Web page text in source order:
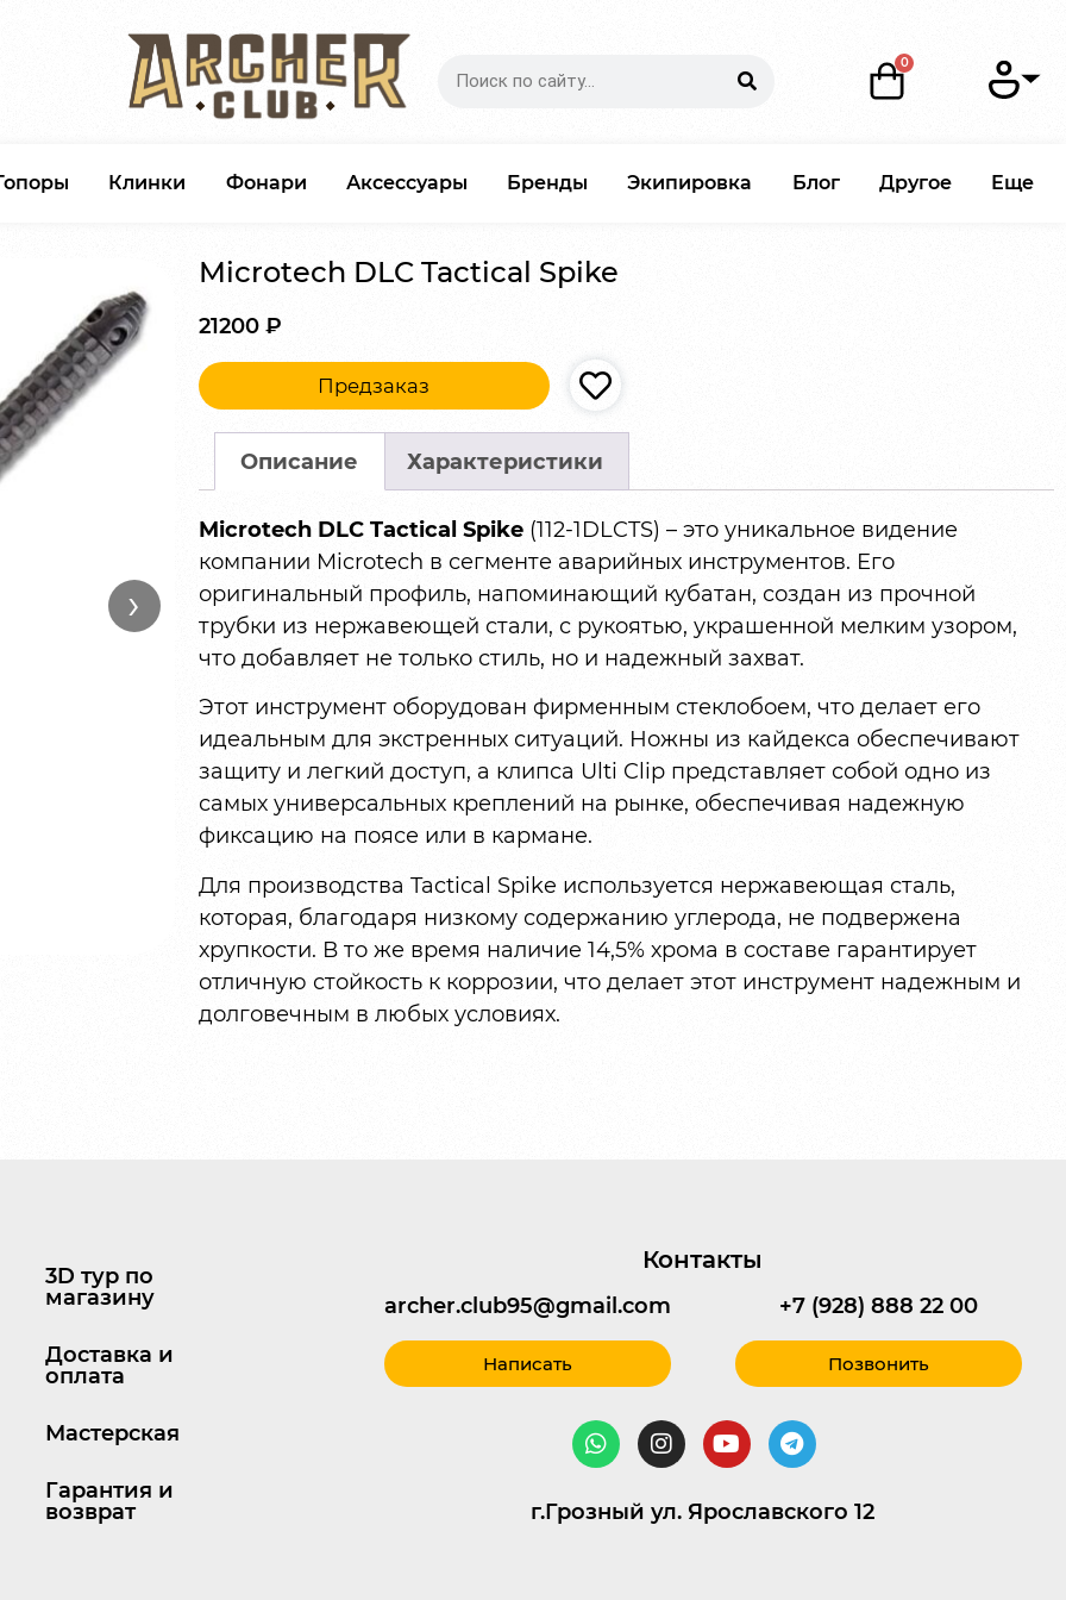
Клинки Фонари Аксессуары Бренды Экипировка Блог Другое Еще
›
Microtech DLC Tactical Spike
21200 ₽
Предзаказ
Описание Характеристики
Microtech DLC Tactical Spike (112-1DLCTS) – это уникальное видение
компании Microtech в сегменте аварийных инструментов. Его
оригинальный профиль, напоминающий кубатан, создан из прочной
трубки из нержавеющей стали, с рукоятью, украшенной мелким узором,
что добавляет не только стиль, но и надежный захват.
Этот инструмент оборудован фирменным стеклобоем, что делает его
идеальным для экстренных ситуаций. Ножны из кайдекса обеспечивают
защиту и легкий доступ, а клипса Ulti Clip представляет собой одно из
самых универсальных креплений на рынке, обеспечивая надежную
фиксацию на поясе или в кармане.
Для производства Tactical Spike используется нержавеющая сталь,
которая, благодаря низкому содержанию углерода, не подвержена
хрупкости. В то же время наличие 14,5% хрома в составе гарантирует
отличную стойкость к коррозии, что делает этот инструмент надежным и
долговечным в любых условиях.
3D тур по
магазину
Доставка и
оплата
Мастерская
Гарантия и
возврат
Контакты
archer.club95@gmail.com
Написать
+7 (928) 888 22 00
Позвонить
г.Грозный ул. Ярославского 12